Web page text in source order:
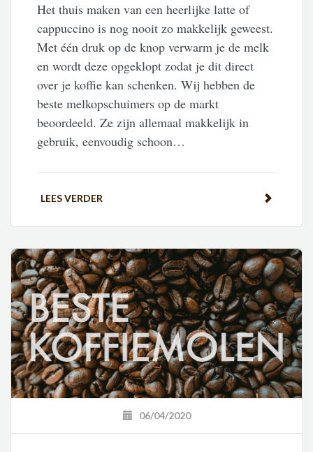
Het thuis maken van een heerlijke latte of
cappuccino is nog nooit zo makkelijk geweest.
Met één druk op de knop verwarm je de melk
en wordt deze opgeklopt zodat je dit direct
over je koffie kan schenken. Wij hebben de
beste melkopschuimers op de markt
beoordeeld. Ze zijn allemaal makkelijk in
gebruik, eenvoudig schoon…
LEES VERDER
06/04/2020